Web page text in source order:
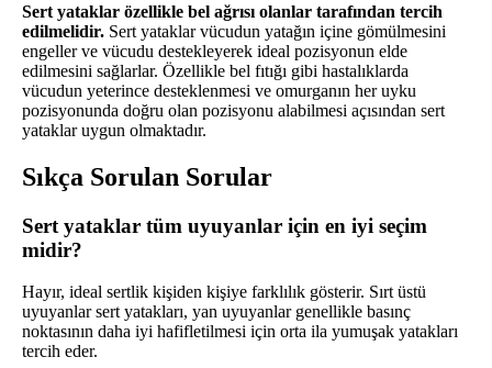
Sert yataklar özellikle bel ağrısı olanlar tarafından tercih
edilmelidir. Sert yataklar vücudun yatağın içine gömülmesini
engeller ve vücudu destekleyerek ideal pozisyonun elde
edilmesini sağlarlar. Özellikle bel fıtığı gibi hastalıklarda
vücudun yeterince desteklenmesi ve omurganın her uyku
pozisyonunda doğru olan pozisyonu alabilmesi açısından sert
yataklar uygun olmaktadır.
Sıkça Sorulan Sorular
Sert yataklar tüm uyuyanlar için en iyi seçim
midir?
Hayır, ideal sertlik kişiden kişiye farklılık gösterir. Sırt üstü
uyuyanlar sert yatakları, yan uyuyanlar genellikle basınç
noktasının daha iyi hafifletilmesi için orta ila yumuşak yatakları
tercih eder.